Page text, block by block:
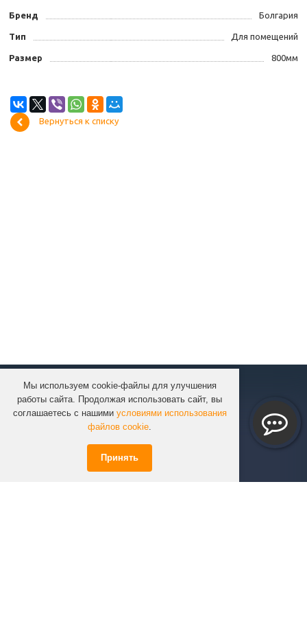
Мы используем cookie-файлы для улучшения
работы сайта. Продолжая использовать сайт, вы
соглашаетесь с нашими условиями использования
файлов cookie.
Принять
Бренд Болгария
Тип Для помещений
Размер 800мм
Вернуться к списку
КОМПАНИЯ
КАТАЛОГ
УСЛУГИ
ИНФОРМАЦИЯ